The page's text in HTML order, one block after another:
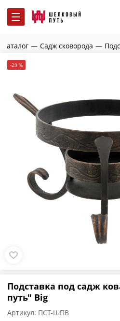
Каталог — Садж сковорода —
-29 %
Подставка под садж
путь" Big
Артикул: ПСТ-ШПB